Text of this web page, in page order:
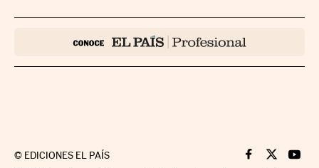
© EDICIONES EL PAÍS Cinco Días en
Cinco Días
Cinco